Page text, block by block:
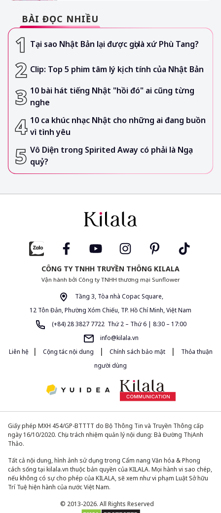
BÀI ĐỌC NHIỀU
Tại sao Nhật Bản lại được gọi là xứ Phù Tang?
Clip: Top 5 phim tâm lý kịch tính của Nhật Bản
10 bài hát tiếng Nhật "hồi đó" ai cũng từng
nghe
10 ca khúc nhạc Nhật cho những ai đang buồn
vì tình yêu
Vô Diện trong Spirited Away có phải là Ngạ
quỷ?
CÔNG TY TNHH TRUYỀN THÔNG KILALA
Vận hành bởi Công ty TNHH thương mại Sunflower
Tầng 3, Tòa nhà Copac Square,
12 Tôn Đản, Phường Xóm Chiếu, TP. Hồ Chí Minh, Việt Nam
(+84) 28 3827 7722 Thứ 2 – Thứ 6 | 8:30 – 17:00
info@kilala.vn
Liên hệ
| Cộng tác nội dung | Chính sách bảo mật |
Thỏa thuận
người dùng
Giấy phép MXH 454/GP-BTTTT do Bộ Thông Tin và Truyền Thông cấp
ngày 16/10/2020. Chịu trách nhiệm quản lý nội dung: Bà Đường Thị Anh
Thảo.
Tất cả nội dung, hình ảnh sử dụng trong Cẩm nang Văn hóa & Phong
cách sống tại kilala.vn thuộc bản quyền của KILALA. Mọi hành vi sao chép,
nếu không có sự cho phép của KILALA, sẽ xem như vi phạm Luật Sở hữu
Trí Tuệ hiện hành của nước Việt Nam.
© 2013-2026. All Rights Reserved